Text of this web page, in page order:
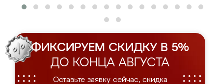
ФИКСИРУЕМ СКИДКУ В 5%
ДО КОНЦА АВГУСТА
Оставьте заявку сейчас, скидка